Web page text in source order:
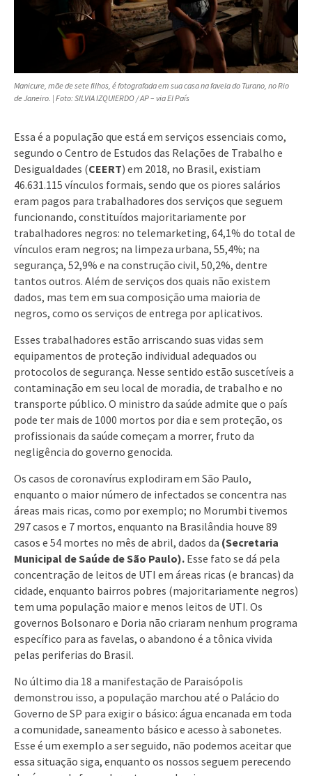
Manicure, mãe de sete filhos, é fotografada em sua casa na favela do Turano, no Rio
de Janeiro. | Foto: SILVIA IZQUIERDO / AP – via El País
Essa é a população que está em serviços essenciais como,
segundo o Centro de Estudos das Relações de Trabalho e
Desigualdades (CEERT) em 2018, no Brasil, existiam
46.631.115 vínculos formais, sendo que os piores salários
eram pagos para trabalhadores dos serviços que seguem
funcionando, constituídos majoritariamente por
trabalhadores negros: no telemarketing, 64,1% do total de
vínculos eram negros; na limpeza urbana, 55,4%; na
segurança, 52,9% e na construção civil, 50,2%, dentre
tantos outros. Além de serviços dos quais não existem
dados, mas tem em sua composição uma maioria de
negros, como os serviços de entrega por aplicativos.
Esses trabalhadores estão arriscando suas vidas sem
equipamentos de proteção individual adequados ou
protocolos de segurança. Nesse sentido estão suscetíveis a
contaminação em seu local de moradia, de trabalho e no
transporte público. O ministro da saúde admite que o país
pode ter mais de 1000 mortos por dia e sem proteção, os
profissionais da saúde começam a morrer, fruto da
negligência do governo genocida.
Os casos de coronavírus explodiram em São Paulo,
enquanto o maior número de infectados se concentra nas
áreas mais ricas, como por exemplo; no Morumbi tivemos
297 casos e 7 mortos, enquanto na Brasilândia houve 89
casos e 54 mortes no mês de abril, dados da (Secretaria
Municipal de Saúde de São Paulo). Esse fato se dá pela
concentração de leitos de UTI em áreas ricas (e brancas) da
cidade, enquanto bairros pobres (majoritariamente negros)
tem uma população maior e menos leitos de UTI. Os
governos Bolsonaro e Doria não criaram nenhum programa
específico para as favelas, o abandono é a tônica vivida
pelas periferias do Brasil.
No último dia 18 a manifestação de Paraisópolis
demonstrou isso, a população marchou até o Palácio do
Governo de SP para exigir o básico: água encanada em toda
a comunidade, saneamento básico e acesso à sabonetes.
Esse é um exemplo a ser seguido, não podemos aceitar que
essa situação siga, enquanto os nossos seguem perecendo